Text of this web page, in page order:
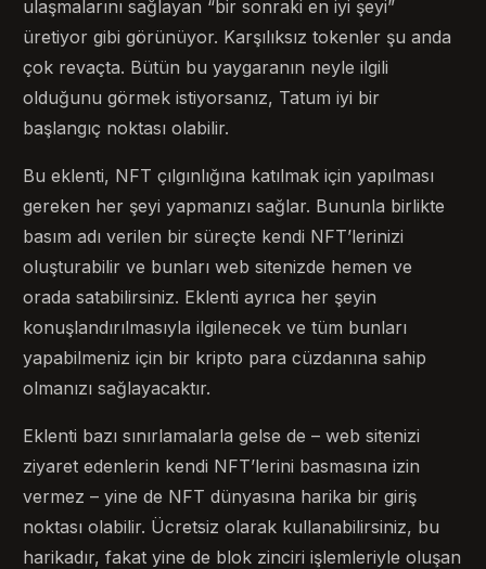
ulaşmalarını sağlayan “bir sonraki en iyi şeyi”
üretiyor gibi görünüyor. Karşılıksız tokenler şu anda
çok revaçta. Bütün bu yaygaranın neyle ilgili
olduğunu görmek istiyorsanız, Tatum iyi bir
başlangıç ​​noktası olabilir.
Bu eklenti, NFT çılgınlığına katılmak için yapılması
gereken her şeyi yapmanızı sağlar. Bununla birlikte
basım adı verilen bir süreçte kendi NFT’lerinizi
oluşturabilir ve bunları web sitenizde hemen ve
orada satabilirsiniz. Eklenti ayrıca her şeyin
konuşlandırılmasıyla ilgilenecek ve tüm bunları
yapabilmeniz için bir kripto para cüzdanına sahip
olmanızı sağlayacaktır.
Eklenti bazı sınırlamalarla gelse de – web sitenizi
ziyaret edenlerin kendi NFT’lerini basmasına izin
vermez – yine de NFT dünyasına harika bir giriş
noktası olabilir. Ücretsiz olarak kullanabilirsiniz, bu
harikadır, fakat yine de blok zinciri işlemleriyle oluşan